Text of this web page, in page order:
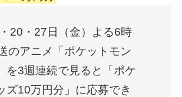
20・27日（金）よる6時
のアニメ「ポケットモン
を3週連続で見ると「ポケ
ズ10万円分」に応募でき